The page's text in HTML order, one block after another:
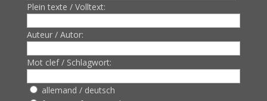
Plein texte / Volltext:
Auteur / Autor:
Mot clef / Schlagwort:
allemand / deutsch